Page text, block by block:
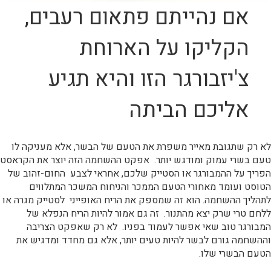
אם נהייתם פתאום רעבים,
הקליקו על הארוחת
צ'יזבורגר הזו והיא תגיע
אליכם הביתה
לא רק שתגובת מאייר משפרת את הטעם של הבשר, אלא מעניקה לו
טעם בשרי עמוק ומודגש יותר. אפקט ההשחמה הזה יוצר את הקראסט
הפריך על ההמבורגר או הסטייק שלכם, אחראי לצבע החום-זהוב של
הטוסט ועומד מאחורי הטעם הממכר והניחוח המשכר המתלווים
לתהליך ההשחמה. הוא זה שמספק את הריח האופייני לסטייק מגרה או
ללחם טרי שרק יצא מהתנור. זה גם אמור להיות הריח הנפלא של
המבורגר טוב שאי אפשר לעמוד בפניו. לא רק שאפקט הצריבה
וההשחמה גורם לבשר להיות טעים יותר, אלא גם מחדד ומדגיש את
הטעם הבשרי שלו.